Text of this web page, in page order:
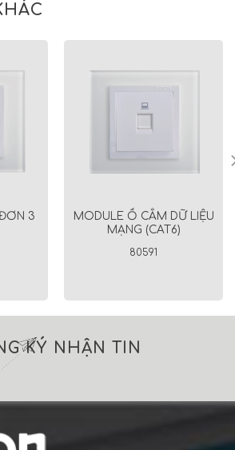
3
MODULE Ổ CẮM DỮ LIỆU
MẠNG (CAT6)
80591
KÝ NHẬN TIN